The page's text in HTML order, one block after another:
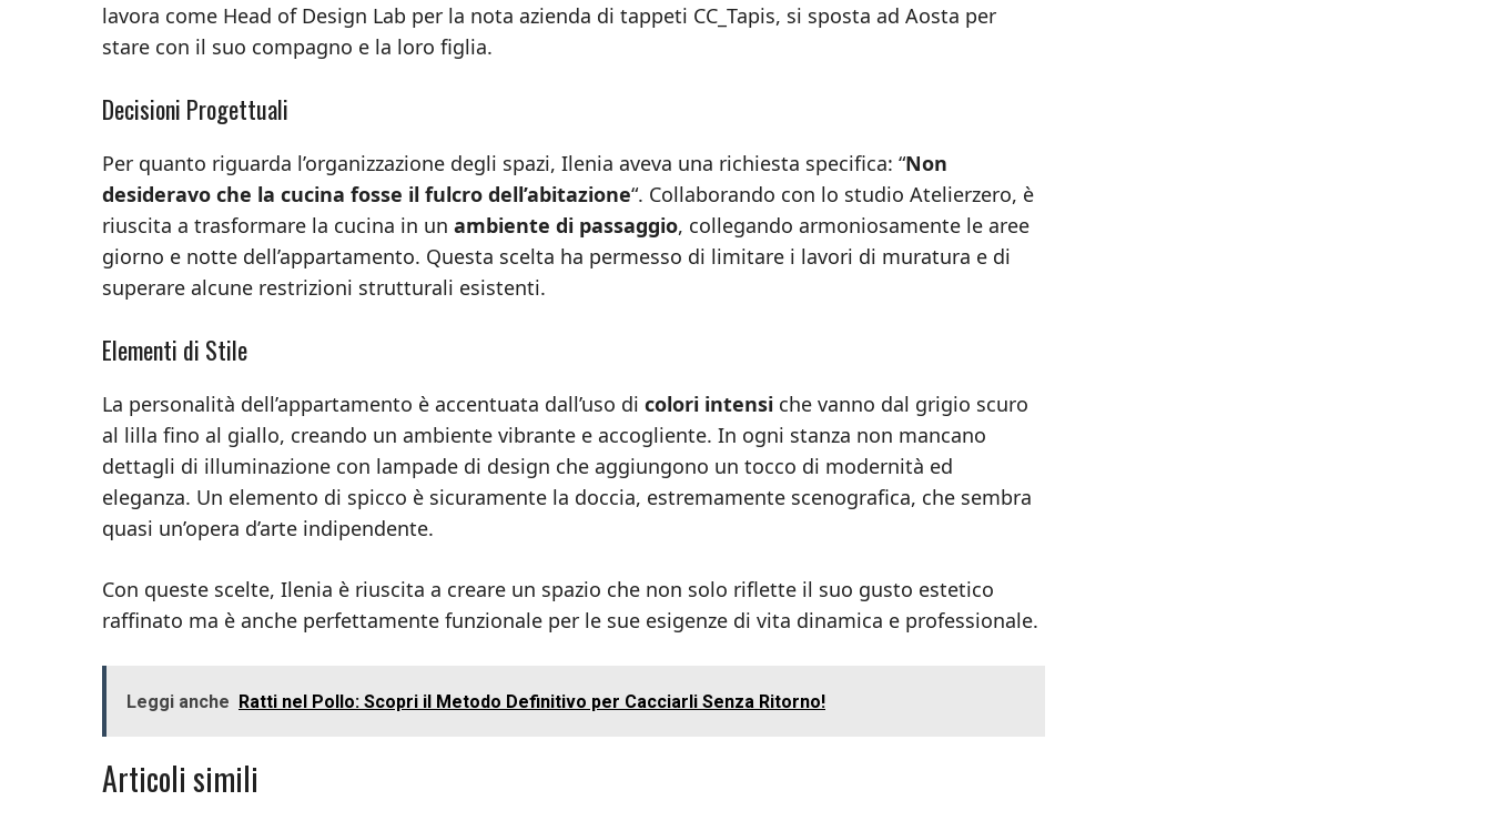
lavora come Head of Design Lab per la nota azienda di tappeti CC_Tapis, si sposta ad Aosta per
stare con il suo compagno e la loro figlia.
Decisioni Progettuali
Per quanto riguarda l’organizzazione degli spazi, Ilenia aveva una richiesta specifica: “Non
desideravo che la cucina fosse il fulcro dell’abitazione“. Collaborando con lo studio Atelierzero, è
riuscita a trasformare la cucina in un ambiente di passaggio, collegando armoniosamente le aree
giorno e notte dell’appartamento. Questa scelta ha permesso di limitare i lavori di muratura e di
superare alcune restrizioni strutturali esistenti.
Elementi di Stile
La personalità dell’appartamento è accentuata dall’uso di colori intensi che vanno dal grigio scuro
al lilla fino al giallo, creando un ambiente vibrante e accogliente. In ogni stanza non mancano
dettagli di illuminazione con lampade di design che aggiungono un tocco di modernità ed
eleganza. Un elemento di spicco è sicuramente la doccia, estremamente scenografica, che sembra
quasi un’opera d’arte indipendente.
Con queste scelte, Ilenia è riuscita a creare un spazio che non solo riflette il suo gusto estetico
raffinato ma è anche perfettamente funzionale per le sue esigenze di vita dinamica e professionale.
Leggi anche Ratti nel Pollo: Scopri il Metodo Definitivo per Cacciarli Senza Ritorno!
Articoli simili